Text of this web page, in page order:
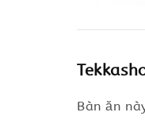
Bàn ăn